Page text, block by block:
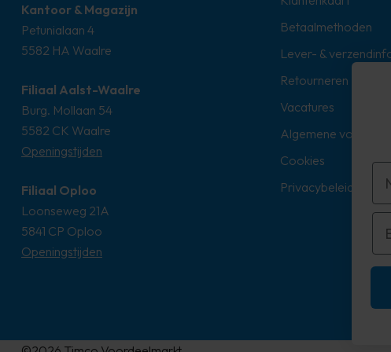
Kantoor & Magazijn
Petunialaan 4
5582 HA Waalre
Filiaal Aalst-Waalre
Burg. Mollaan 54
5582 CK Waalre
Openingstijden
Filiaal Oploo
Loonseweg 21A
5841 CP Oploo
Openingstijden
Betaalmethoden
Lever- &
Retourneren
Vacatures
Algemene
Cookies
Privacybeleid